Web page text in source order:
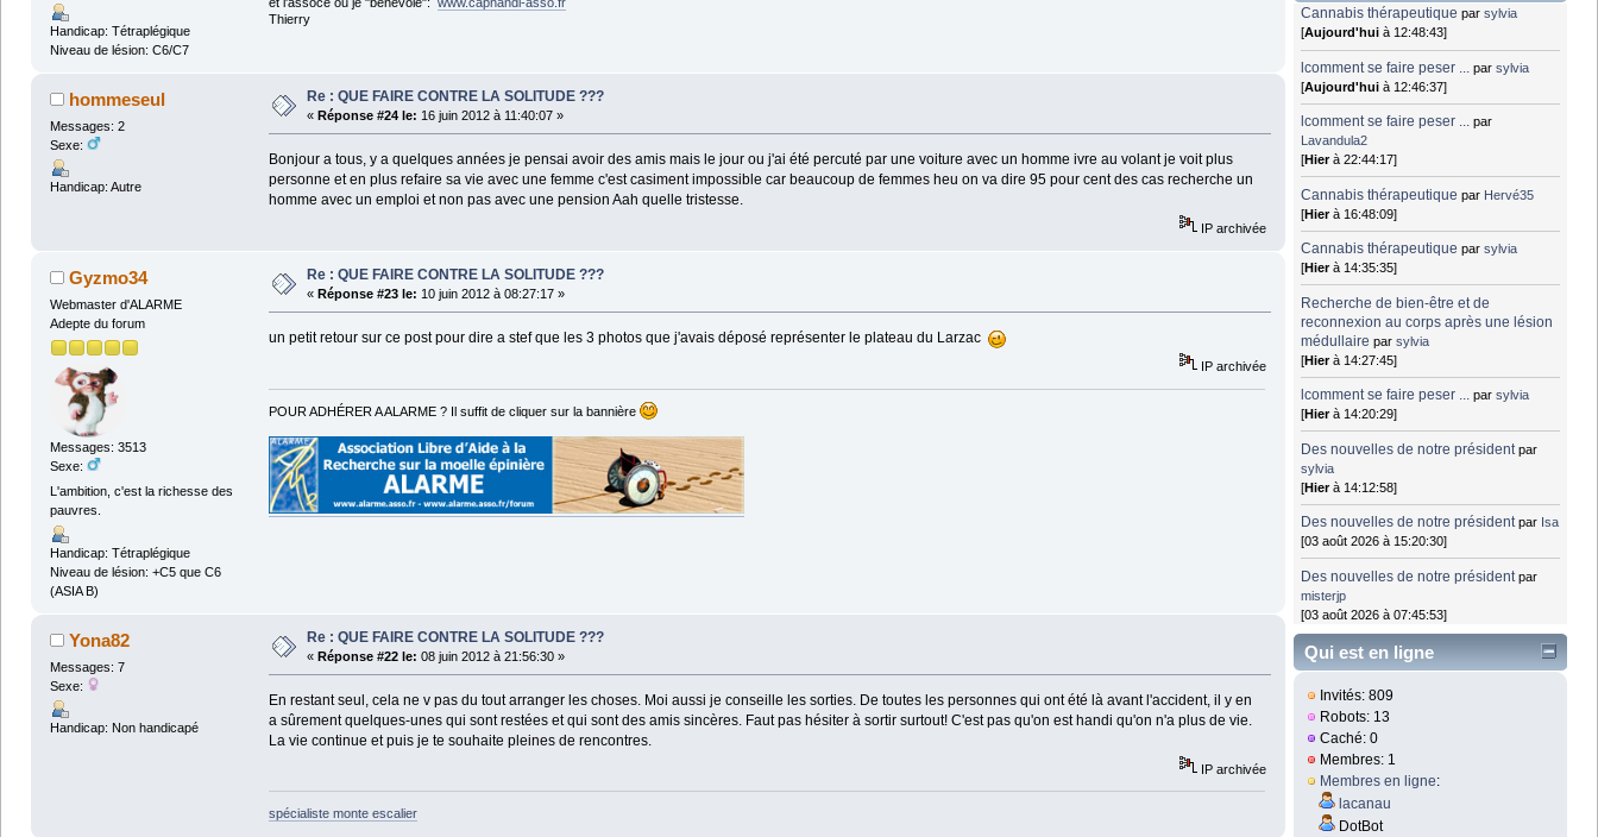
Handicap: Tétraplégique
Niveau de lésion: C6/C7
Thierry
hommeseul
Messages: 2
Sexe:
Handicap: Autre
Re : QUE FAIRE CONTRE LA SOLITUDE ???
« Réponse #24 le: 16 juin 2012 à 11:40:07 »
Bonjour a tous, y a quelques années je pensai avoir des amis mais le jour ou j'ai été percuté par une voiture avec un homme ivre au volant je voit plus
personne et en plus refaire sa vie avec une femme c'est casiment impossible car beaucoup de femmes heu on va dire 95 pour cent des cas recherche un
homme avec un emploi et non pas avec une pension Aah quelle tristesse.
IP archivée
Gyzmo34
Webmaster d'ALARME
Adepte du forum
Messages: 3513
Sexe:
L'ambition, c'est la richesse des
pauvres.
Handicap: Tétraplégique
Niveau de lésion: +C5 que C6
(ASIA B)
Re : QUE FAIRE CONTRE LA SOLITUDE ???
« Réponse #23 le: 10 juin 2012 à 08:27:17 »
un petit retour sur ce post pour dire a stef que les 3 photos que j'avais déposé représenter le plateau du Larzac
IP archivée
POUR ADHÉRER A ALARME ? Il suffit de cliquer sur la bannière
Yona82
Messages: 7
Sexe:
Handicap: Non handicapé
Re : QUE FAIRE CONTRE LA SOLITUDE ???
« Réponse #22 le: 08 juin 2012 à 21:56:30 »
En restant seul, cela ne v pas du tout arranger les choses. Moi aussi je conseille les sorties. De toutes les personnes qui ont été là avant l'accident, il y en
a sûrement quelques-unes qui sont restées et qui sont des amis sincères. Faut pas hésiter à sortir surtout! C'est pas qu'on est handi qu'on n'a plus de vie.
La vie continue et puis je te souhaite pleines de rencontres.
IP archivée
spécialiste monte escalier
Cannabis thérapeutique parsylvia
[Aujourd'hui à 12:48:43]
lcomment se faire peser ... parsylvia
[Aujourd'hui à 12:46:37]
lcomment se faire peser ... par
Lavandula2
[Hierà 22:44:17]
Cannabis thérapeutique par Hervé35
[Hierà 16:48:09]
Cannabis thérapeutique parsylvia
[Hierà 14:35:35]
Recherche de bien-être et de
reconnexion au corps après une lésion
médullaire parsylvia
[Hierà 14:27:45]
lcomment se faire peser ... parsylvia
[Hierà 14:20:29]
Des nouvelles de notre président par
sylvia
[Hierà 14:12:58]
Des nouvelles de notre président par Isa
[03 août 2026 à 15:20:30]
Des nouvelles de notre président par
misterjp
[03 août 2026 à 07:45:53]
Qui est en ligne
Invités: 809
Robots: 13
Caché: 0
Membres: 1
Membres en ligne:
lacanau
DotBot